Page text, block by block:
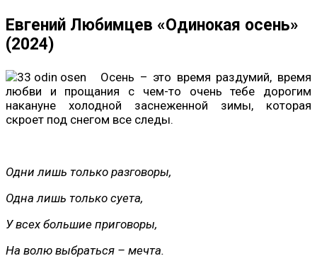
Евгений Любимцев «Одинокая осень»
(2024)
Осень – это время раздумий, время
любви и прощания с чем-то очень тебе дорогим
накануне холодной заснеженной зимы, которая
скроет под снегом все следы.
Одни лишь только разговоры,
Одна лишь только суета,
У всех большие приговоры,
На волю выбраться – мечта.